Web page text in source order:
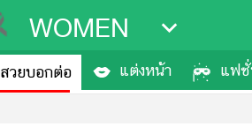
WOMEN
สวยบอกต่อ แต่งหน้า แฟ